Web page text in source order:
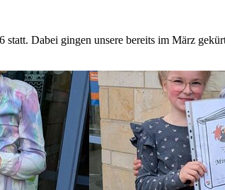
Dabei gingen unsere bereits im März